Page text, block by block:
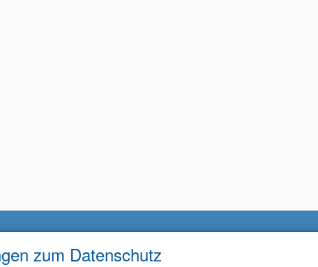
zum Datenschutz